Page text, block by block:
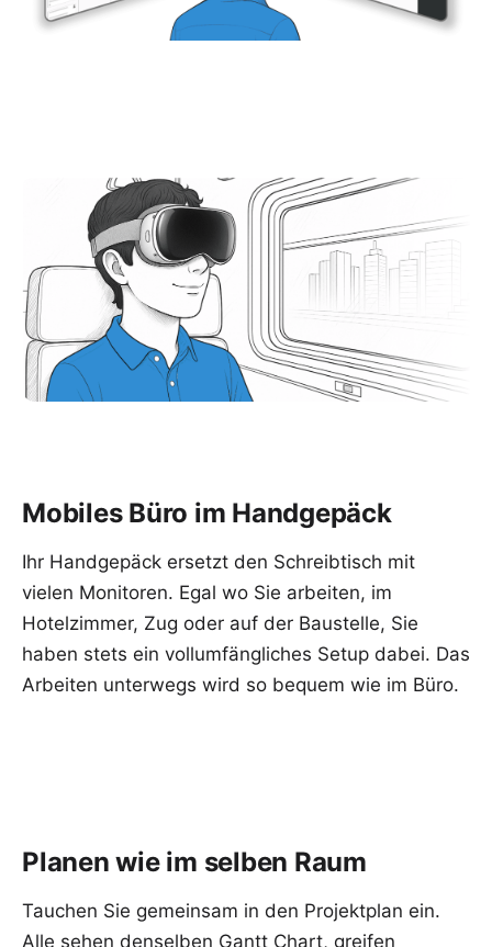
Mobiles Büro im Handgepäck
Ihr Handgepäck ersetzt den Schreibtisch mit
vielen Monitoren. Egal wo Sie arbeiten, im
Hotelzimmer, Zug oder auf der Baustelle, Sie
haben stets ein vollumfängliches Setup dabei. Das
Arbeiten unterwegs wird so bequem wie im Büro.
Planen wie im selben Raum
Tauchen Sie gemeinsam in den Projektplan ein.
Alle sehen denselben Gantt Chart, greifen